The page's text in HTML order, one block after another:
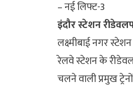
– नई लिफ्ट-3
इंदौर स्टेशन
लक्ष्मीबाई नगर
रेलवे स्टेशन के
चलने वाली प्रमुख